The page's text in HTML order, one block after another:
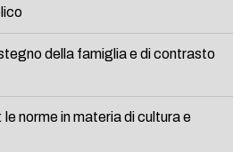
della famiglia e di contrasto
norme in materia di cultura e